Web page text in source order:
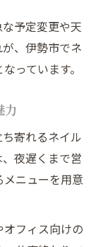
予定変更や天
、伊勢市でネ
っています。
力
寄れるネイル
夜遅くまで営
ニューを用意
フィス向けの